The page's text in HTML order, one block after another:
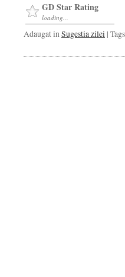
GD Star Rating
loading...
Adaugat inSugestia zilei |